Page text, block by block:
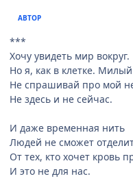
АВТОР
***
Хочу увидеть мир вокруг.
Но я, как в клетке. Милый
Не спрашивай про мой
Не здесь и не сейчас.
И даже временная нить
Людей не сможет
От тех, кто хочет кровь
И это не для нас.